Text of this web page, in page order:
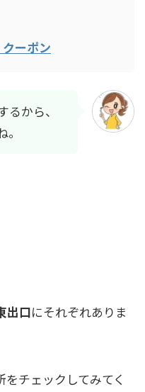
ーポン
から、
出口にそれぞれありま
チェックしてみてく